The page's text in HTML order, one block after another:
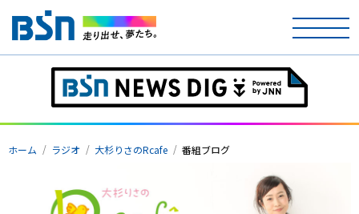
ホーム
テレビ
ラジオ
アナウンサー
ホーム ラジオ 大杉りさのRcafe 番組ブログ